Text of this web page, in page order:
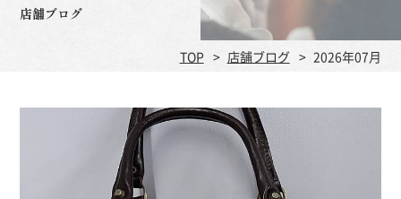
店舗ブログ
TOP 店舗ブログ 2026年07月